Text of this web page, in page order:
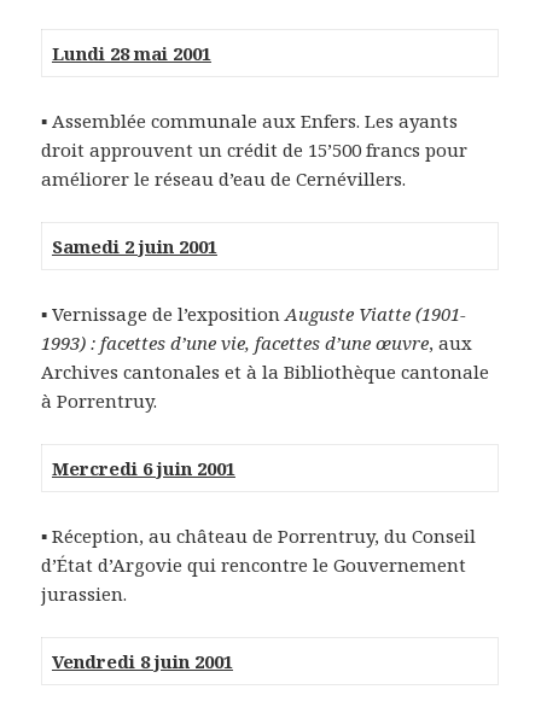
Lundi 28 mai 2001
▪ Assemblée communale aux Enfers. Les ayants
droit approuvent un crédit de 15’500 francs pour
améliorer le réseau d’eau de Cernévillers.
Samedi 2 juin 2001
▪ Vernissage de l’expositionAuguste Viatte (1901-
1993) : facettes d’une vie, facettes d’une œuvre, aux
Archives cantonales et à la Bibliothèque cantonale
à Porrentruy.
Mercredi 6 juin 2001
▪ Réception, au château de Porrentruy, du Conseil
d’État d’Argovie qui rencontre le Gouvernement
jurassien.
Vendredi 8 juin 2001